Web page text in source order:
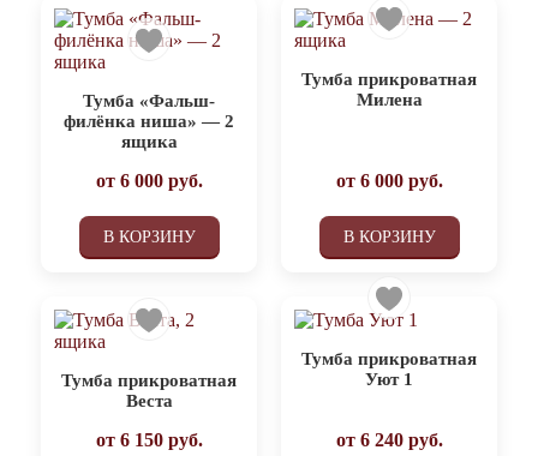
Тумба «Фальш-
филёнка ниша» — 2
ящика
от 6 000руб.
В КОРЗИНУ
Тумба прикроватная
Милена
от 6 000руб.
В КОРЗИНУ
Тумба прикроватная
Веста
от 6 150руб.
Тумба прикроватная
Уют 1
от 6 240руб.